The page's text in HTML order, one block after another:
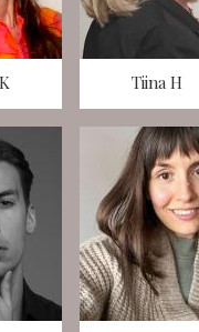
Tiina H